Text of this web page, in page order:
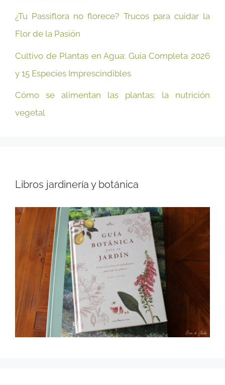
¿Tu Passiflora no florece? Trucos para cuidar la
Flor de la Pasión
Cultivo de Plantas en Agua: Guía Completa 2026
y 15 Especies Imprescindibles
Cómo se alimentan las plantas: la nutrición
vegetal
Libros jardinería y botánica